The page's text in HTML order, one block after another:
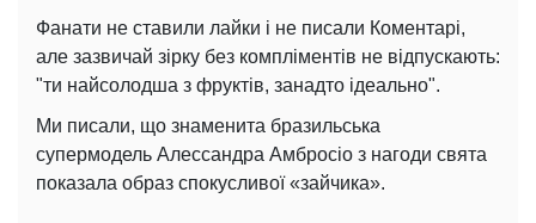
Фанати не ставили лайки і не писали Коментарі,
але зазвичай зірку без компліментів не відпускають:
"ти найсолодша з фруктів, занадто ідеально".
Ми писали, що знаменита бразильська
супермодель Алессандра Амбросіо з нагоди свята
показала образ спокусливої «зайчика».